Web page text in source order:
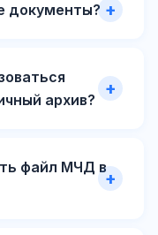
документы?
архив?
файл МЧД в